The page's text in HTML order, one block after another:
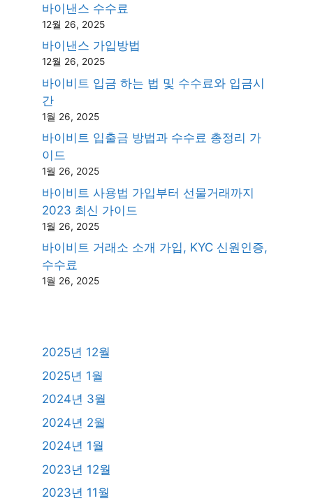
바이낸스 수수료
12월 26, 2025
바이낸스 가입방법
12월 26, 2025
바이비트 입금 하는 법 및 수수료와 입금시
간
1월 26, 2025
바이비트 입출금 방법과 수수료 총정리 가
이드
1월 26, 2025
바이비트 사용법 가입부터 선물거래까지
2023 최신 가이드
1월 26, 2025
바이비트 거래소 소개 가입, KYC 신원인증,
수수료
1월 26, 2025
2025년 12월
2025년 1월
2024년 3월
2024년 2월
2024년 1월
2023년 12월
2023년 11월